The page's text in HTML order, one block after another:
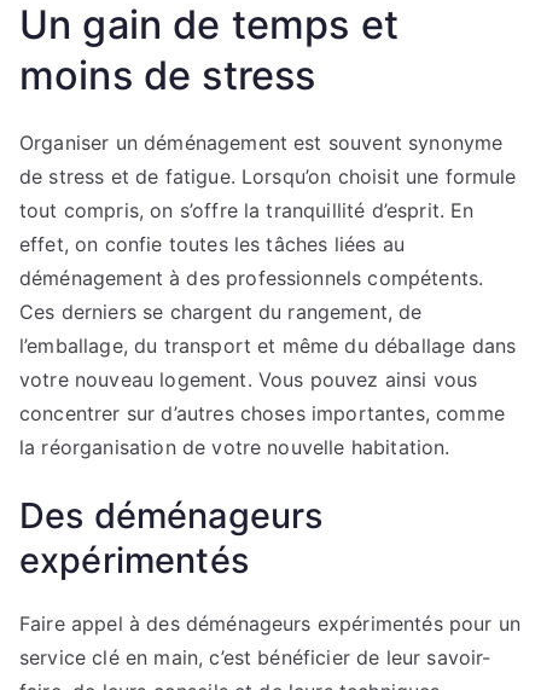
Un gain de temps et
moins de stress
Organiser un déménagement est souvent synonyme
de stress et de fatigue. Lorsqu’on choisit une formule
tout compris, on s’offre la tranquillité d’esprit. En
effet, on confie toutes les tâches liées au
déménagement à des professionnels compétents.
Ces derniers se chargent du rangement, de
l’emballage, du transport et même du déballage dans
votre nouveau logement. Vous pouvez ainsi vous
concentrer sur d’autres choses importantes, comme
la réorganisation de votre nouvelle habitation.
Des déménageurs
expérimentés
Faire appel à des déménageurs expérimentés pour un
service clé en main, c’est bénéficier de leur savoir-